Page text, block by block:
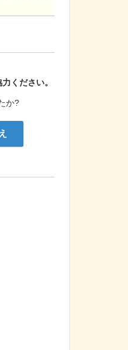
ください。
か?